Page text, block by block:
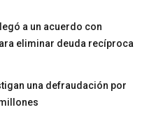
a un acuerdo con
eliminar deuda recíproca
una defraudación por